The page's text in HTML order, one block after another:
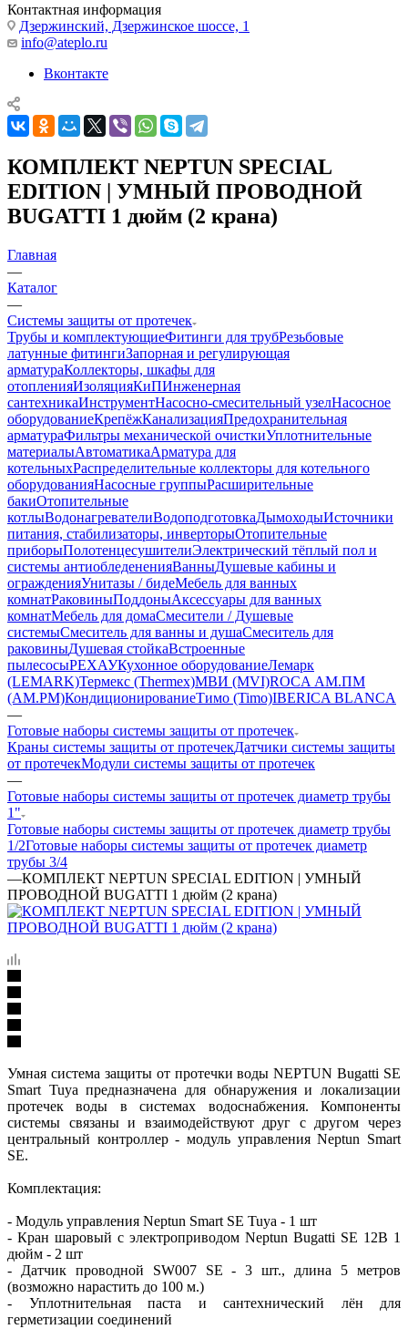
Контактная информация
Дзержинский, Дзержинское шоссе, 1
info@ateplo.ru
Вконтакте
КОМПЛЕКТ NEPTUN SPECIAL
EDITION | УМНЫЙ ПРОВОДНОЙ
BUGATTI 1 дюйм (2 крана)
Главная
—
Каталог
—
Системы защиты от протечек
Трубы и комплектующиеФитинги для трубРезьбовые
латунные фитингиЗапорная и регулирующая
арматураКоллекторы, шкафы для
отопленияИзоляцияКиПИнженерная
сантехникаИнструментНасосно-смесительный узелНасосное
оборудованиеКрепёжКанализацияПредохранительная
арматураФильтры механической очисткиУплотнительные
материалыАвтоматикаАрматура для
котельныхРаспределительные коллекторы для котельного
оборудованияНасосные группыРасширительные
бакиОтопительные
котлыВодонагревателиВодоподготовкаДымоходыИсточники
питания, стабилизаторы, инверторыОтопительные
приборыПолотенцесушителиЭлектрический тёплый пол и
системы антиобледененияВанныДушевые кабины и
огражденияУнитазы / бидеМебель для ванных
комнатРаковиныПоддоныАксессуары для ванных
комнатМебель для домаСмесители / Душевые
системыСмеситель для ванны и душаСмеситель для
раковиныДушевая стойкаВстроенные
пылесосыРЕХАУКухонное оборудованиеЛемарк
(LEMARK)Термекс (Thermex)МВИ (MVI)ROCA АМ.ПМ
(AM.PM)КондиционированиеТимо (Timo)IBERICA BLANCA
—
Готовые наборы системы защиты от протечек
Краны системы защиты от протечекДатчики системы защиты
от протечекМодули системы защиты от протечек
—
Готовые наборы системы защиты от протечек диаметр трубы
1"
Готовые наборы системы защиты от протечек диаметр трубы
1/2Готовые наборы системы защиты от протечек диаметр
трубы 3/4
—КОМПЛЕКТ NEPTUN SPECIAL EDITION | УМНЫЙ
ПРОВОДНОЙ BUGATTI 1 дюйм (2 крана)
Умная система защиты от протечки воды NEPTUN Bugatti SE
Smart Tuya предназначена для обнаружения и локализации
протечек воды в системах водоснабжения. Компоненты
системы связаны и взаимодействуют друг с другом через
центральный контроллер - модуль управления Neptun Smart
SE.
Комплектация:
- Модуль управления Neptun Smart SE Tuya - 1 шт
- Кран шаровый с электроприводом Neptun Bugatti SE 12В 1
дюйм - 2 шт
- Датчик проводной SW007 SE - 3 шт., длина 5 метров
(возможно нарастить до 100 м.)
- Уплотнительная паста и сантехнический лён для
герметизации соединений